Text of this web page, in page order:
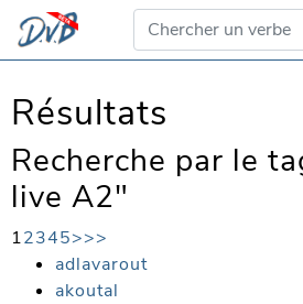
Résultats
Recherche par le
live A2"
12345>>>
adlavarout
akoutal